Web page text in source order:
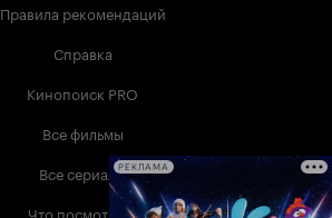
Правила рекомендаций
Справка
Кинопоиск PRO
Все фильмы
Все сериалы
Что посмотреть
РЕКЛАМА